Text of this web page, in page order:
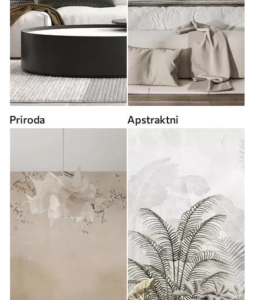
Priroda Apstraktni